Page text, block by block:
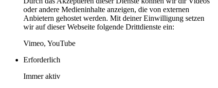
oder andere Medieninhalte anzeigen, die von externen
Anbietern gehostet werden. Mit deiner Einwilligung setzen
wir auf dieser Webseite folgende Drittdienste ein:
Vimeo, YouTube
Erforderlich
Immer aktiv